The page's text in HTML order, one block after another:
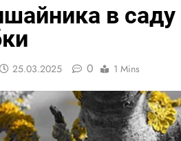
в саду
25.03.2025 0 1 Mins